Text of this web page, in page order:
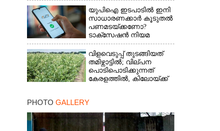
യുപിഐ ഇടപാടിൽ ഇനി
സാധാരണക്കാർ കൂടുതൽ
പണമടയ്‌ക്കണോ?​
ടാക്‌സേഷൻ നിയമ
ഭേദഗതി വ്യക്തമാക്കി
കേന്ദ്രം
വിളവെടുപ്പ് തുടങ്ങിയത്
തമിഴ്നാട്ടിൽ; വില്പന
പൊടിപൊടിക്കുന്നത്
കേരളത്തിൽ, കിലോയ്ക്ക്
PHOTO GALLERY